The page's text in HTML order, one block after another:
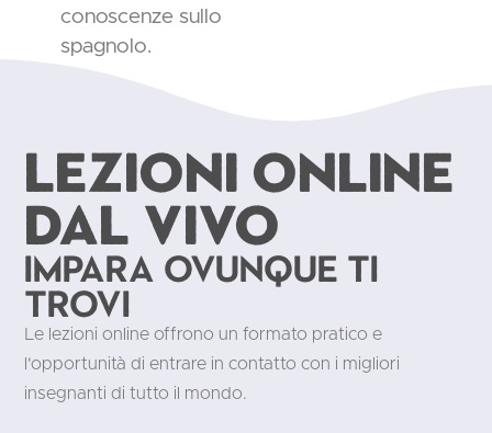
conoscenze sullo
spagnolo.
Lezioni online
dal vivo
Impara ovunque ti
trovi
Le lezioni online offrono un formato pratico e
l'opportunità di entrare in contatto con i migliori
insegnanti di tutto il mondo.